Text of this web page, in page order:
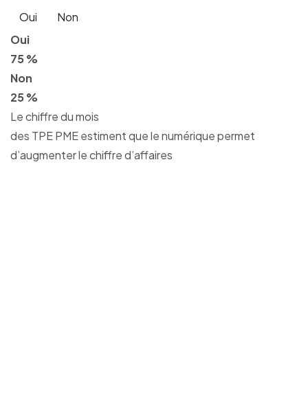
Oui
Non
Oui
75 %
Non
25 %
Le chiffre du mois
des TPE PME estiment que le numérique permet
d’augmenter le chiffre d’affaires